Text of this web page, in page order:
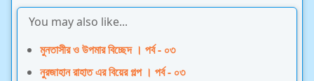
You may also like...
মুনতাসীর ও উপমার বিচ্ছেদ । পর্ব - ০৩
নুরজাহান রাহাত এর বিয়ের গল্প । পর্ব - ০৩